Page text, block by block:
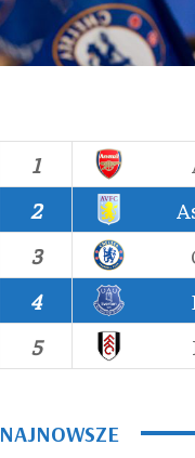
1
2
3
4
5
NAJNOWSZE